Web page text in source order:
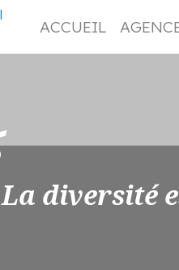
ACCUEIL
La diversité